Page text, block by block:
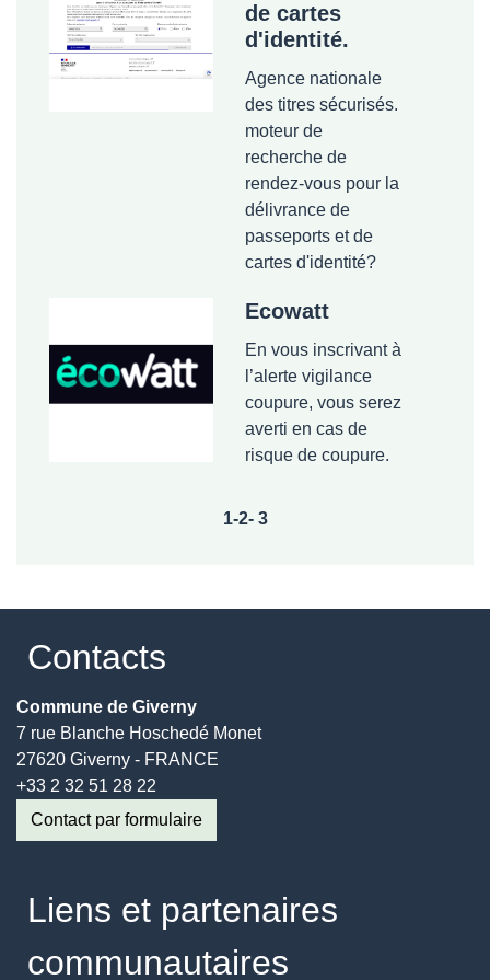
de cartes
d'identité.
Agence nationale
des titres sécurisés.
moteur de
recherche de
rendez-vous pour la
délivrance de
passeports et de
cartes d'identité?
Ecowatt
En vous inscrivant à
l’alerte vigilance
coupure, vous serez
averti en cas de
risque de coupure.
1-2- 3
Contacts
Commune de Giverny
7 rue Blanche Hoschedé Monet
27620 Giverny - FRANCE
+33 2 32 51 28 22
Contact par formulaire
Liens et partenaires
communautaires